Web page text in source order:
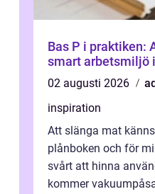
Bas P i praktiken:
smart arbetsmiljö
02 augusti 2026
inspiration
Att slänga mat
plånboken och för
svårt att hinna
kommer